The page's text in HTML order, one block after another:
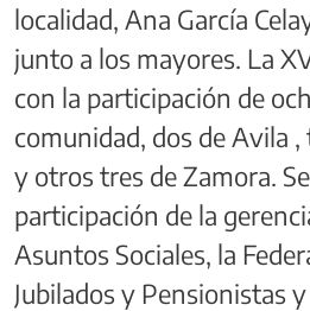
localidad, Ana García
junto a los mayores. La
con la participación de
comunidad, dos de Avila ,
y otros tres de Zamora.
participación de la
Asuntos Sociales, la
Jubilados y Pensionistas